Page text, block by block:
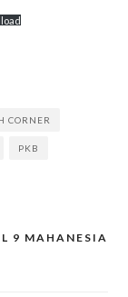
CORNER
PKB
9 MAHANESIA